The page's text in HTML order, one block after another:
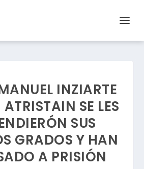
INZIARTE
SE LES
SUS
GRADOS Y HAN
A PRISIÓN